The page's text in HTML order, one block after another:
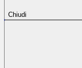
Chiudi